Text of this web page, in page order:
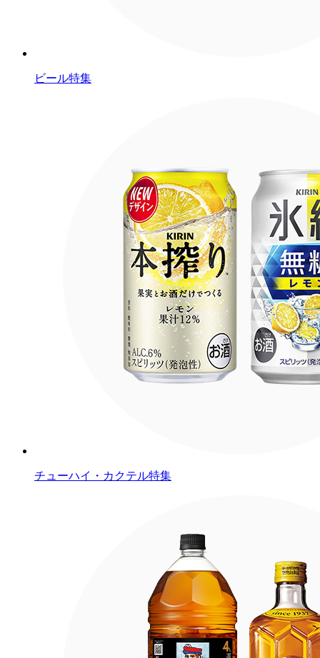
ビール特集
チューハイ・カクテル特集